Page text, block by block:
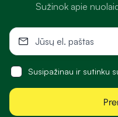
Sužinok apie
Susipažinau ir sutinku